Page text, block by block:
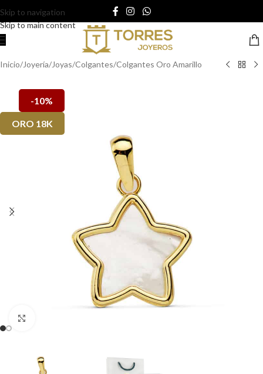
Skip to navigation
Skip to main content
Inicio/Joyería/Joyas/Colgantes/Colgantes Oro Amarillo
-10%
ORO 18K